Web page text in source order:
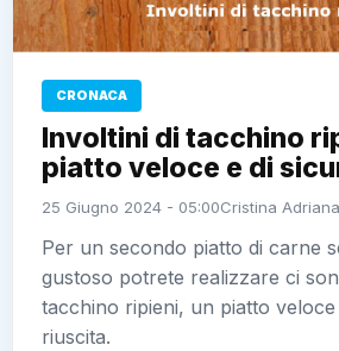
CRONACA
Involtini di tacchino
piatto veloce e di
25 Giugno 2024 - 05:00Cristina
Per un secondo piatto di carne
gustoso potrete realizzare ci
tacchino ripieni, un piatto veloce
riuscita.